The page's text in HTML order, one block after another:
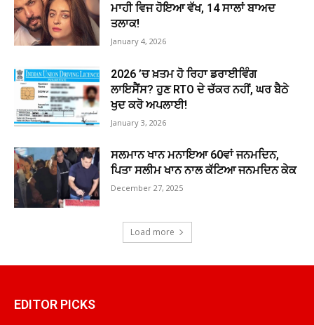
ਮਾਹੀ ਵਿਜ ਹੋਇਆ ਵੱਖ, 14 ਸਾਲਾਂ ਬਾਅਦ
ਤਲਾਕ!
January 4, 2026
2026 ’ਚ ਖ਼ਤਮ ਹੋ ਰਿਹਾ ਡਰਾਈਵਿੰਗ
ਲਾਇਸੈਂਸ? ਹੁਣ RTO ਦੇ ਚੱਕਰ ਨਹੀਂ, ਘਰ ਬੈਠੇ
ਖੁਦ ਕਰੋ ਅਪਲਾਈ!
January 3, 2026
ਸਲਮਾਨ ਖਾਨ ਮਨਾਇਆ 60ਵਾਂ ਜਨਮਦਿਨ,
ਪਿਤਾ ਸਲੀਮ ਖਾਨ ਨਾਲ ਕੱਟਿਆ ਜਨਮਦਿਨ ਕੇਕ
December 27, 2025
Load more
EDITOR PICKS